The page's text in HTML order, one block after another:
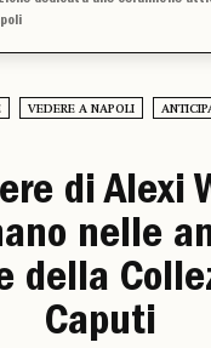
VEDERE A NAPOLI
di Alexi
nelle
della
Caputi